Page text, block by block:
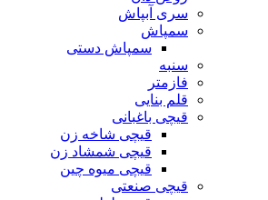
سری آبپاش
سمپاش
سمپاش دستی
سنبه
فازمتر
قلم بنایی
قیچی باغبانی
قیچی شاخه زن
قیچی شمشاد زن
قیچی میوه چین
قیچی صنعتی